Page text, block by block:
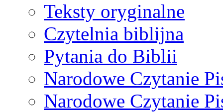
Teksty oryginalne
Czytelnia biblijna
Pytania do Biblii
Narodowe Czytanie
Narodowe Czytanie